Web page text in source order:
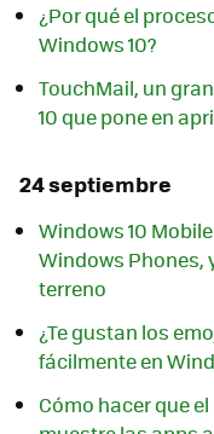
¿Por qué el
Windows 10?
TouchMail, un
10 que pone en
24 septiembre
Windows 10
Windows Phones,
terreno
¿Te gustan los
fácilmente en
Cómo hacer que